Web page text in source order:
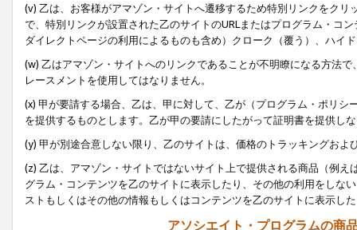
(v) 乙は、お客様がアマゾン・サイトへ遷移するため特別リンクをク
で、特別リンクが設置された乙のサイトのURLまたはプログラム・コ
ダイレクトページの利用によるものも含め）クローク（覆う）、ハイ
(w) 乙はアマゾン・サイトへのリンクであることが不明瞭になる方法
レースメントを使用してはなりません。
(x) 甲が要請する場合、乙は、甲に対して、乙が（プログラム・ポリ
を提供するものとします。乙が甲の要請にしたがって証明書を提供し
(y) 甲が別途合意しない限り、乙のサイトは、価格のトラッキングお
(z) 乙は、アマゾン・サイトではないサイト上で提供される商品（例
グラム・コンテンツを乙のサイトに表示したり、その他の利用をしな
ストもしくはその他の情報もしくはコンテンツを乙のサイトに表示し
アソシエイト・プログラムの商